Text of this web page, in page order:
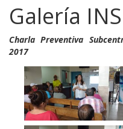
Galería
Charla Preventiva
2017